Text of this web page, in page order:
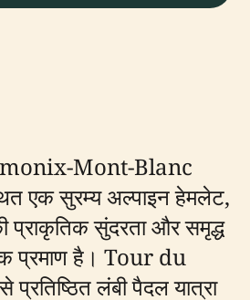
Mont-Blanc
एक सुरम्य अल्पाइन हेमलेट,
प्राकृतिक सुंदरता और समृद्ध
प्रमाण है। Tour du
लंबी पैदल यात्रा